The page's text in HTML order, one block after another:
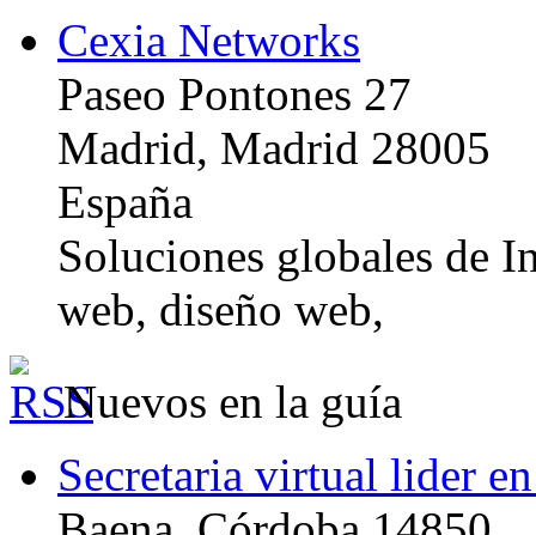
Cexia Networks
Paseo Pontones 27
Madrid, Madrid 28005
España
Soluciones globales de
web, diseño web,
Nuevos en la guía
Secretaria virtual lider